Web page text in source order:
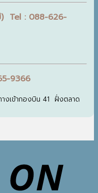
) Tel : 088-626-
9366
งเข้ากองบิน 41 ฝั่งตลาด